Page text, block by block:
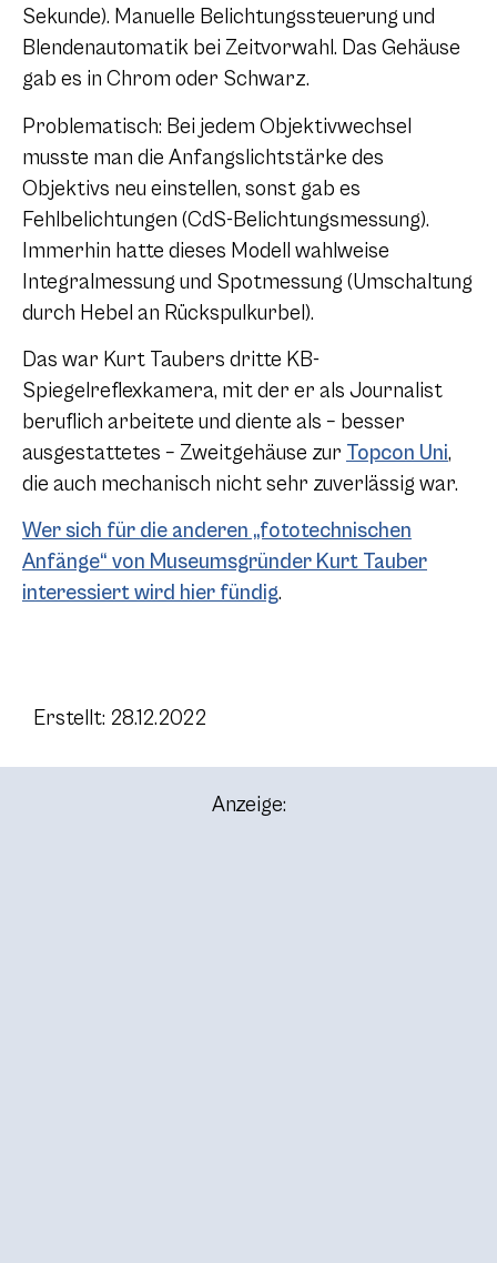
Sekunde). Manuelle Belichtungssteuerung und
Blendenautomatik bei Zeitvorwahl. Das Gehäuse
gab es in Chrom oder Schwarz.
Problematisch: Bei jedem Objektivwechsel
musste man die Anfangslichtstärke des
Objektivs neu einstellen, sonst gab es
Fehlbelichtungen (CdS-Belichtungsmessung).
Immerhin hatte dieses Modell wahlweise
Integralmessung und Spotmessung (Umschaltung
durch Hebel an Rückspulkurbel).
Das war Kurt Taubers dritte KB-
Spiegelreflexkamera, mit der er als Journalist
beruflich arbeitete und diente als – besser
ausgestattetes – Zweitgehäuse zur Topcon Uni,
die auch mechanisch nicht sehr zuverlässig war.
Wer sich für die anderen „fototechnischen
Anfänge“ von Museumsgründer Kurt Tauber
interessiert wird hier fündig.
Erstellt: 28.12.2022
Anzeige: